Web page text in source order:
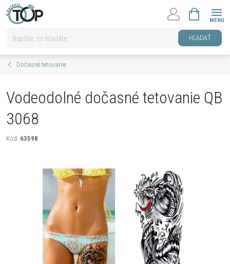
Prejsť
na
HĽADAŤ
KOŠÍK
Dočasné tetovanie
Vodeodolné dočasné tetovanie QB
3068
Kód: 63598